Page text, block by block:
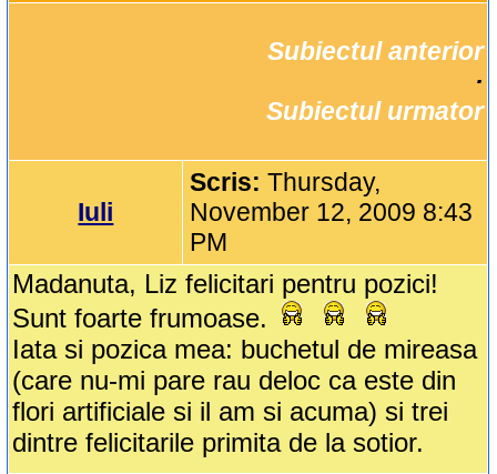
Subiectul anterior
Subiectul urmator
Iuli
Scris:Thursday,
November 12, 2009 8:43
PM
Madanuta, Liz felicitari pentru pozici!
Sunt foarte frumoase.
Iata si pozica mea: buchetul de mireasa
(care nu-mi pare rau deloc ca este din
flori artificiale si il am si acuma) si trei
dintre felicitarile primita de la sotior.